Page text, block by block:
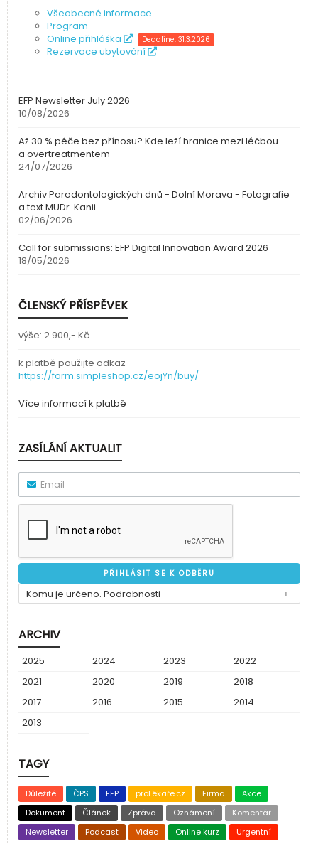
Všeobecné informace
Program
Online přihláška
Deadline: 31.3.2026
Rezervace ubytování
EFP Newsletter July 2026
10/08/2026
Až 30 % péče bez přínosu? Kde leží hranice mezi léčbou
a overtreatmentem
24/07/2026
Archiv Parodontologických dnů - Dolní Morava - Fotografie
a text MUDr. Kanii
02/06/2026
Call for submissions: EFP Digital Innovation Award 2026
18/05/2026
ČLENSKÝ PŘÍSPĚVEK
výše: 2.900,- Kč
k platbě použijte odkaz
https://form.simpleshop.cz/eojYn/buy/
Více informací k platbě
ZASÍLÁNÍ AKTUALIT
Email
Komu je určeno. Podrobnosti
ARCHIV
2025 2024 2023
2022
2021
2020 2019
2018
2017
2016 2015
2014
2013
TAGY
Důležité ČPS EFP proLékaře.cz Firma
Akce
Dokument
Článek Zpráva Oznámení
Komentář
Newsletter
Podcast Video Online kurz Urgentní